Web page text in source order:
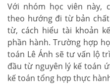
Với nhóm học viên này,
theo hướng đi từ bản
từ, cách hiểu tài khoản
phần hành. Trường hợp
toán Lê Ánh sẽ tư vấn lộ
đầu từ nguyên lý kế toán
kế toán tổng hợp thực